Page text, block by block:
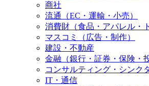
商社
流通（EC・運輸・小売）
消費財（食品・アパレル・
マスコミ（広告・制作）
建設・不動産
金融（銀行・証券・保険・
コンサルティング・シンク
IT・通信